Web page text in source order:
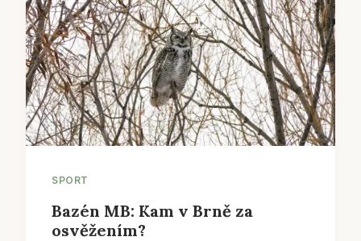
SPORT
Bazén MB: Kam v Brně za
osvěžením?